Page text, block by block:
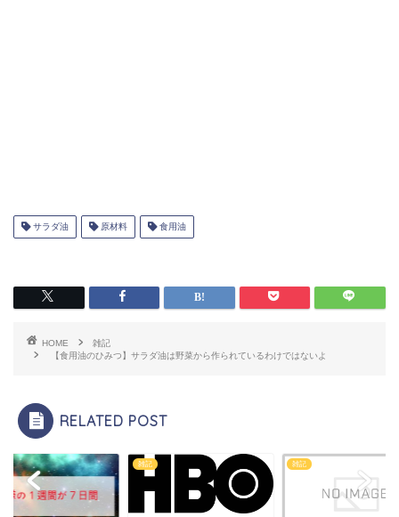
サラダ油 原材料 食用油
HOME
雑記
【食用油のひみつ】サラダ油は野菜から作られているわけではないよ
RELATED POST
雑記 雑記